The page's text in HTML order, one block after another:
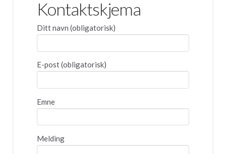
Kontaktskjema
Ditt navn (obligatorisk)
E-post (obligatorisk)
Emne
Melding